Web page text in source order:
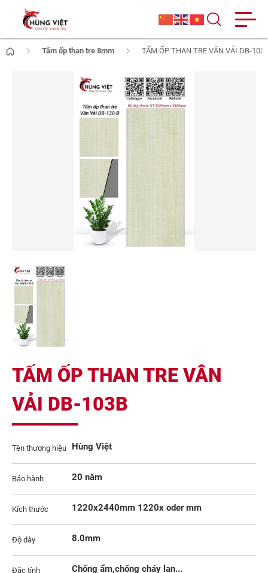
Tấm ốp than tre 8mm TẤM ỐP THAN TRE VÂN VẢI DB-
TẤM ỐP THAN TRE VÂN
VẢI DB-103B
Tên thương hiệu Hùng Việt
Bảo hành 20 năm
Kích thước 1220x2440mm 1220x oder mm
Độ dày 8.0mm
Đặc tính Chống ẩm,chống cháy lan...